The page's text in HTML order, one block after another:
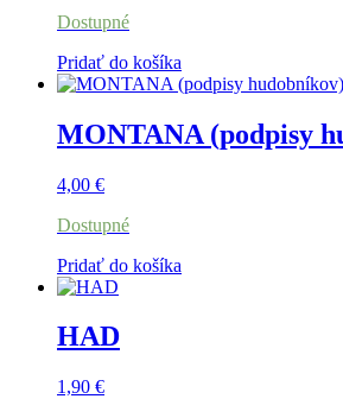
Dostupné
Pridať do košíka
MONTANA (podpisy
4,00 €
Dostupné
Pridať do košíka
HAD
1,90 €